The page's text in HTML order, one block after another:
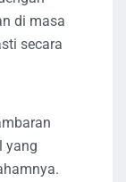
di masa
secara
yang